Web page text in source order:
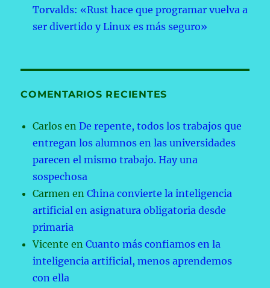
Torvalds: «Rust hace que programar vuelva a
ser divertido y Linux es más seguro»
COMENTARIOS RECIENTES
Carlos enDe repente, todos los trabajos que
entregan los alumnos en las universidades
parecen el mismo trabajo. Hay una
sospechosa
Carmen enChina convierte la inteligencia
artificial en asignatura obligatoria desde
primaria
Vicente enCuanto más confiamos en la
inteligencia artificial, menos aprendemos
con ella